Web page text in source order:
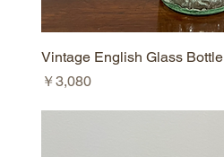
Vintage English Glass Bottle
価格
￥3,080